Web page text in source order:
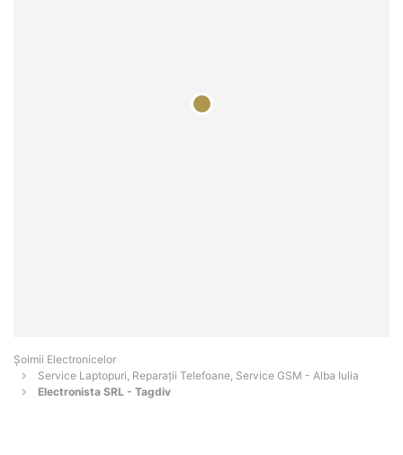
Șoimii Electronicelor
Service Laptopuri, Reparații Telefoane, Service GSM - Alba Iulia
Electronista SRL - Tagdiv